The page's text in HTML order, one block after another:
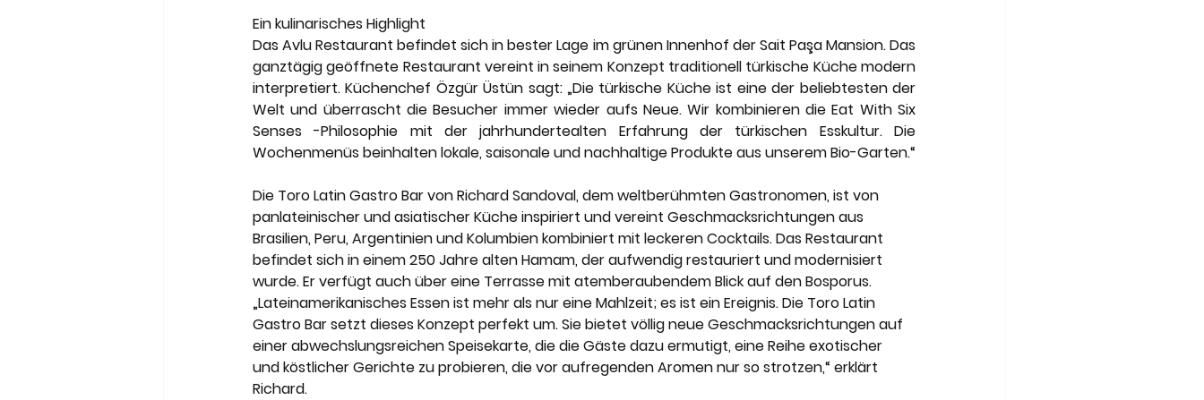
Ein kulinarisches Highlight
Das Avlu Restaurant befindet sich in bester Lage im grünen Innenhof der Sait Paşa Mansion. Das
ganztägig geöffnete Restaurant vereint in seinem Konzept traditionell türkische Küche modern
interpretiert. Küchenchef Özgür Üstün sagt: „Die türkische Küche ist eine der beliebtesten der
Welt und überrascht die Besucher immer wieder aufs Neue. Wir kombinieren die Eat With Six
Senses -Philosophie mit der jahrhundertealten Erfahrung der türkischen Esskultur. Die
Wochenmenüs beinhalten lokale, saisonale und nachhaltige Produkte aus unserem Bio-Garten.“
Die Toro Latin Gastro Bar von Richard Sandoval, dem weltberühmten Gastronomen, ist von
panlateinischer und asiatischer Küche inspiriert und vereint Geschmacksrichtungen aus
Brasilien, Peru, Argentinien und Kolumbien kombiniert mit leckeren Cocktails. Das Restaurant
befindet sich in einem 250 Jahre alten Hamam, der aufwendig restauriert und modernisiert
wurde. Er verfügt auch über eine Terrasse mit atemberaubendem Blick auf den Bosporus.
„Lateinamerikanisches Essen ist mehr als nur eine Mahlzeit; es ist ein Ereignis. Die Toro Latin
Gastro Bar setzt dieses Konzept perfekt um. Sie bietet völlig neue Geschmacksrichtungen auf
einer abwechslungsreichen Speisekarte, die die Gäste dazu ermutigt, eine Reihe exotischer
und köstlicher Gerichte zu probieren, die vor aufregenden Aromen nur so strotzen,“ erklärt
Richard.